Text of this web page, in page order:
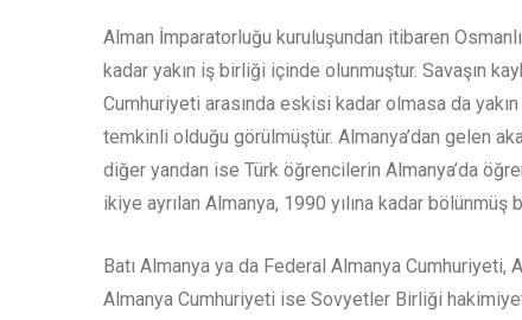
Alman İmparatorluğu kuruluşundan itibaren
kadar yakın iş birliği içinde olunmuştur. Savaşın
Cumhuriyeti arasında eskisi kadar olmasa da
temkinli olduğu görülmüştür. Almanya’dan gelen
diğer yandan ise Türk öğrencilerin Almanya’da
ikiye ayrılan Almanya, 1990 yılına kadar bölünmüş
Batı Almanya ya da Federal Almanya Cumhuriyeti,
Almanya Cumhuriyeti ise Sovyetler Birliği